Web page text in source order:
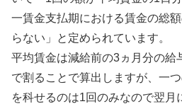
一賃金支払期における賃金の総
らない」と定められています。
平均賃金は減給前の3ヵ月分の給
で割ることで算出しますが、一
を科せるのは1回のみなので翌月